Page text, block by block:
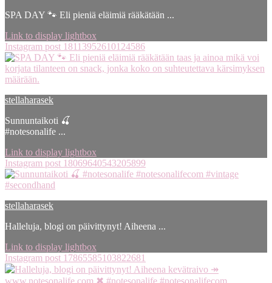
SPA DAY 🐾 Eli pieniä eläimiä rääkätään ...
Link to display lightbox
Instagram post 18113952610124586
stellaharasek
Sunnuntaikoti 🍒
#notesonalife ...
Link to display lightbox
Instagram post 18069640543205899
stellaharasek
Halleluja, blogi on päivittynyt! Aiheena ...
Link to display lightbox
Instagram post 17865585103822681